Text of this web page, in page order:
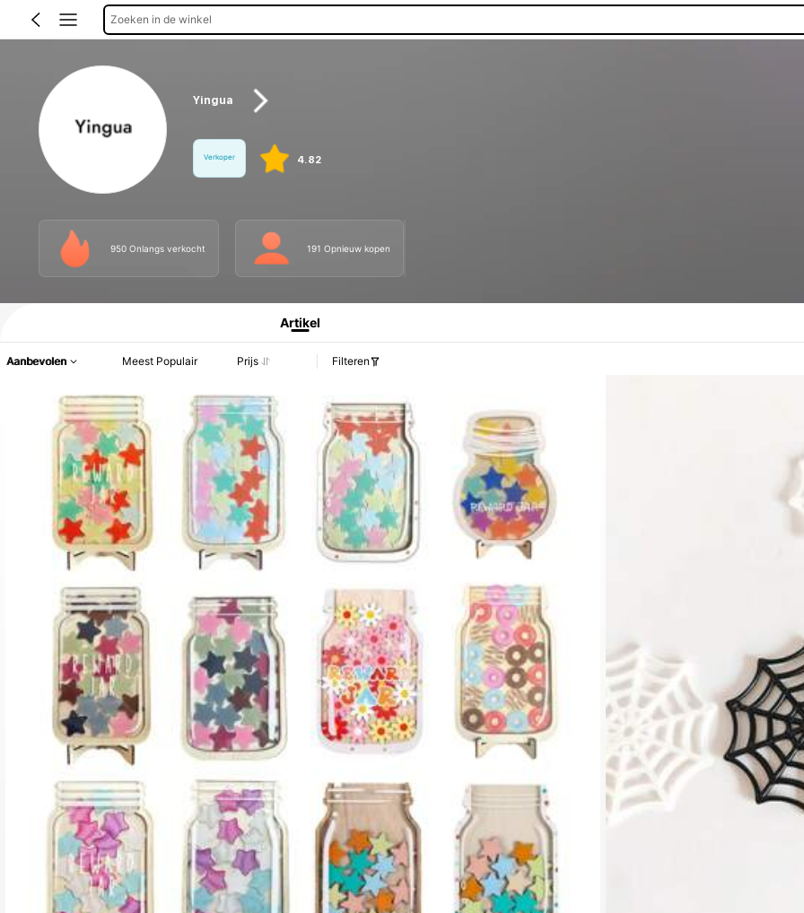
Zoeken in de winkel
Yingua
Verkoper 4.82
950 Onlangs verkocht 191 Opnieuw kopen
Productinformatie: Prijsopenbaring, Verkoop- en Voorraadgegevens.
Artikel
Aanbevolen Meest Populair Prijs Filteren